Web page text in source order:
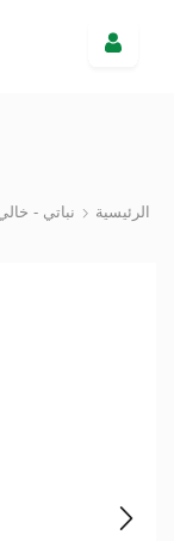
الرئيسية نباتي -